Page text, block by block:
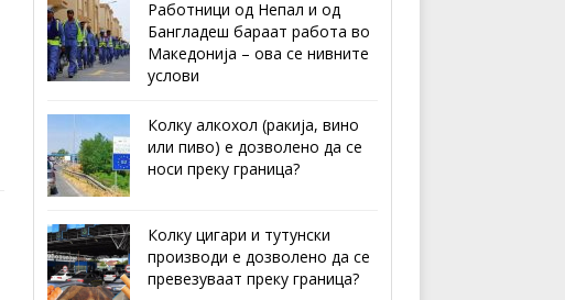
Работници од Непал и од
Бангладеш бараат работа во
Македонија – ова се нивните
услови
Колку алкохол (ракија, вино
или пиво) е дозволено да се
носи преку граница?
Колку цигари и тутунски
производи е дозволено да се
превезуваат преку граница?